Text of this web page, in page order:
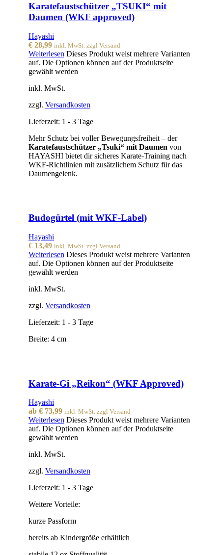
Karatefaustschützer „TSUKI“ mit
Daumen (WKF approved)
Hayashi
€ 28,99 inkl. MwSt. zzgl Versand
Weiterlesen Dieses Produkt weist mehrere Varianten
auf. Die Optionen können auf der Produktseite
gewählt werden
inkl. MwSt.
zzgl. Versandkosten
Lieferzeit: 1 - 3 Tage
Mehr Schutz bei voller Bewegungsfreiheit – der
Karatefaustschützer „Tsuki“ mit Daumen von
HAYASHI bietet dir sicheres Karate-Training nach
WKF-Richtlinien mit zusätzlichem Schutz für das
Daumengelenk.
Budogürtel (mit WKF-Label)
Hayashi
€ 13,49 inkl. MwSt. zzgl Versand
Weiterlesen Dieses Produkt weist mehrere Varianten
auf. Die Optionen können auf der Produktseite
gewählt werden
inkl. MwSt.
zzgl. Versandkosten
Lieferzeit: 1 - 3 Tage
Breite: 4 cm
Karate-Gi „Reikon“ (WKF Approved)
Hayashi
ab € 73,99 inkl. MwSt. zzgl Versand
Weiterlesen Dieses Produkt weist mehrere Varianten
auf. Die Optionen können auf der Produktseite
gewählt werden
inkl. MwSt.
zzgl. Versandkosten
Lieferzeit: 1 - 3 Tage
Weitere Vorteile:
kurze Passform
bereits ab Kindergröße erhältlich